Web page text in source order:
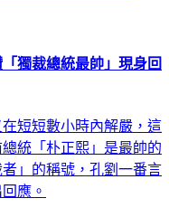
獨裁總統最帥」現身回
短短數小時內解嚴，這
統「朴正熙」是最帥的
」的稱號，孔劉一番言
應。